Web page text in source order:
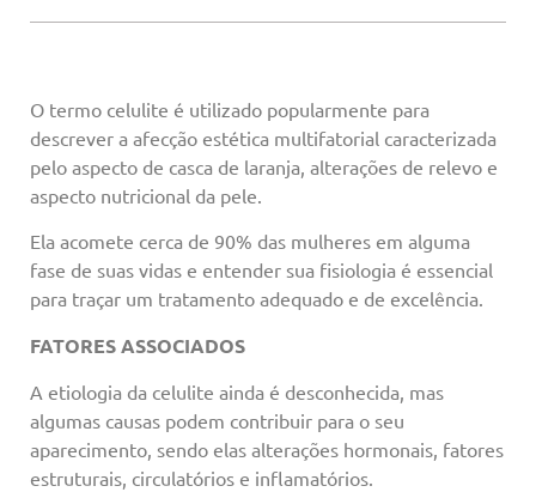
O termo celulite é utilizado popularmente para
descrever a afecção estética multifatorial caracterizada
pelo aspecto de casca de laranja, alterações de relevo e
aspecto nutricional da pele.
Ela acomete cerca de 90% das mulheres em alguma
fase de suas vidas e entender sua fisiologia é essencial
para traçar um tratamento adequado e de excelência.
FATORES ASSOCIADOS
A etiologia da celulite ainda é desconhecida, mas
algumas causas podem contribuir para o seu
aparecimento, sendo elas alterações hormonais, fatores
estruturais, circulatórios e inflamatórios.